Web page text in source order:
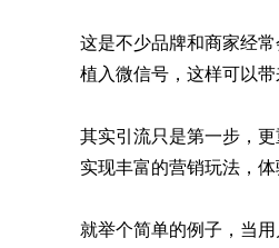
这是不少品牌和商家经
植入微信号，这样可以带
其实引流只是第一步，
实现丰富的营销玩法，
就举个简单的例子，当